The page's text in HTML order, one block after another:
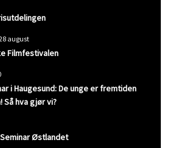
august
Filmfestivalen
i Haugesund: De unge er fremtiden
Så hva gjør vi?
Østlandet